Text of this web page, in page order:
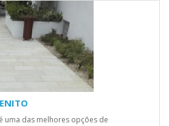
uma das melhores opções de